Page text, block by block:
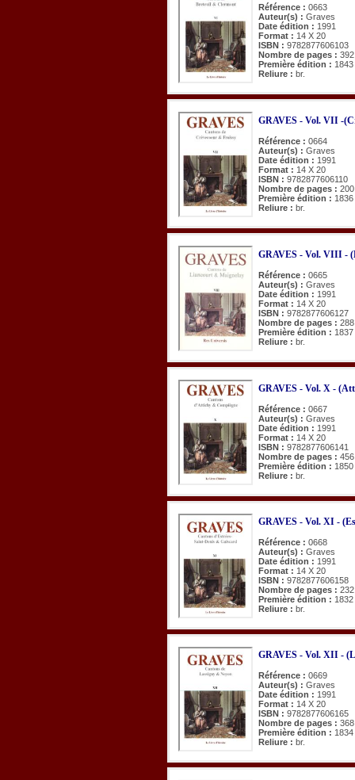
Référence : 0663
Auteur(s) : Graves
Date édition : 1991
Format : 14 X 20
ISBN : 9782877606103
Nombre de pages : 392
Première édition : 1843
Reliure : br.
GRAVES - Vol. VII -
Référence : 0664
Auteur(s) : Graves
Date édition : 1991
Format : 14 X 20
ISBN : 9782877606110
Nombre de pages : 200
Première édition : 1836
Reliure : br.
GRAVES - Vol. VIII -
Référence : 0665
Auteur(s) : Graves
Date édition : 1991
Format : 14 X 20
ISBN : 9782877606127
Nombre de pages : 288
Première édition : 1837
Reliure : br.
GRAVES - Vol. X -
Référence : 0667
Auteur(s) : Graves
Date édition : 1991
Format : 14 X 20
ISBN : 9782877606141
Nombre de pages : 456
Première édition :
Reliure : br.
GRAVES - Vol. XI -
Référence : 0668
Auteur(s) : Graves
Date édition : 1991
Format : 14 X 20
ISBN : 9782877606158
Nombre de pages : 232
Première édition : 1832
Reliure : br.
GRAVES - Vol. XII -
Référence : 0669
Auteur(s) : Graves
Date édition : 1991
Format : 14 X 20
ISBN : 9782877606165
Nombre de pages : 368
Première édition : 1834
Reliure : br.